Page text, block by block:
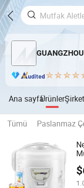
Ana sayfaÜrünlerŞirket
Tümü Paslanmaz
$